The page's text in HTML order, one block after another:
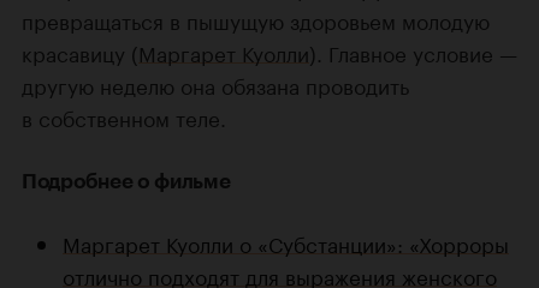
превращаться в пышущую здоровьем молодую
красавицу (Маргарет Куолли). Главное условие —
другую неделю она обязана проводить
в собственном теле.
Подробнее о фильме
Маргарет Куолли о «Субстанции»: «Хорроры
отлично подходят для выражения женского